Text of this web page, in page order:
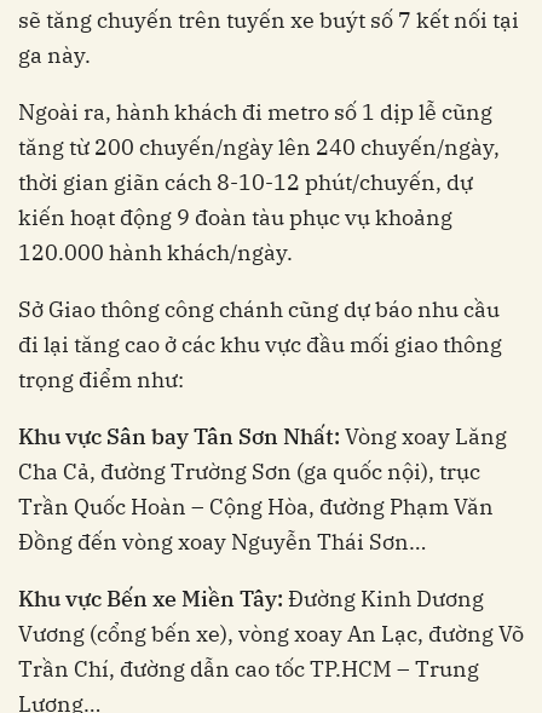
sẽ tăng chuyến trên tuyến xe buýt số 7 kết nối tại
ga này.
Ngoài ra, hành khách đi metro số 1 dịp lễ cũng
tăng từ 200 chuyến/ngày lên 240 chuyến/ngày,
thời gian giãn cách 8-10-12 phút/chuyến, dự
kiến hoạt động 9 đoàn tàu phục vụ khoảng
120.000 hành khách/ngày.
Sở Giao thông công chánh cũng dự báo nhu cầu
đi lại tăng cao ở các khu vực đầu mối giao thông
trọng điểm như:
Khu vực Sân bay Tân Sơn Nhất: Vòng xoay Lăng
Cha Cả, đường Trường Sơn (ga quốc nội), trục
Trần Quốc Hoàn – Cộng Hòa, đường Phạm Văn
Đồng đến vòng xoay Nguyễn Thái Sơn…
Khu vực Bến xe Miền Tây: Đường Kinh Dương
Vương (cổng bến xe), vòng xoay An Lạc, đường Võ
Trần Chí, đường dẫn cao tốc TP.HCM – Trung
Lương…